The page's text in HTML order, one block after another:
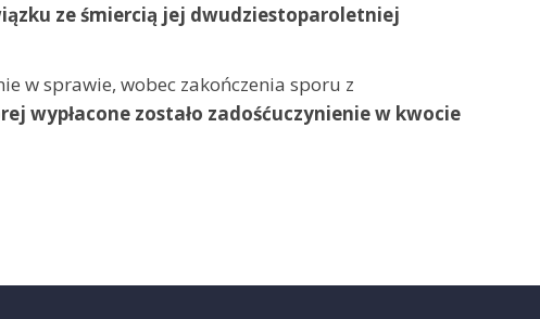
ze śmiercią jej dwudziestoparoletniej
w sprawie, wobec zakończenia sporu z
wypłacone zostało zadośćuczynienie w kwocie